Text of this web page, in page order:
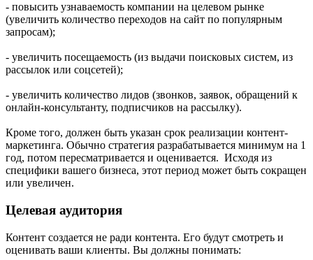
- повысить узнаваемость компании на целевом рынке
(увеличить количество переходов на сайт по популярным
запросам);
- увеличить посещаемость (из выдачи поисковых систем, из
рассылок или соцсетей);
- увеличить количество лидов (звонков, заявок, обращений к
онлайн-консультанту, подписчиков на рассылку).
Кроме того, должен быть указан срок реализации контент-
маркетинга. Обычно стратегия разрабатывается минимум на 1
год, потом пересматривается и оценивается. Исходя из
специфики вашего бизнеса, этот период может быть сокращен
или увеличен.
Целевая аудитория
Контент создается не ради контента. Его будут смотреть и
оценивать ваши клиенты. Вы должны понимать: